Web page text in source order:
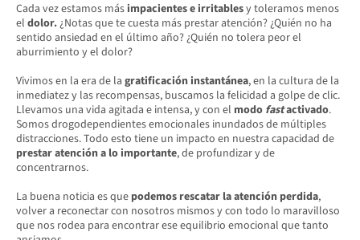
Cada vez estamos más impacientes e irritablesy toleramos menos
el dolor.¿Notas que te cuesta más prestar atención? ¿Quién no ha
sentido ansiedad en el último año? ¿Quién no tolera peor el
aburrimiento y el dolor?
Vivimos en la era de la gratificación instantánea, en la cultura de la
inmediatez y las recompensas, buscamos la felicidad a golpe de clic.
Llevamos una vida agitada e intensa, y con el modo fastactivado.
Somos drogodependientes emocionales inundados de múltiples
distracciones. Todo esto tiene un impacto en nuestra capacidad de
prestar atención a lo importante, de profundizar y de
concentrarnos.
La buena noticia es que podemos rescatar la atención perdida,
volver a reconectar con nosotros mismos y con todo lo maravilloso
que nos rodea para encontrar ese equilibrio emocional que tanto